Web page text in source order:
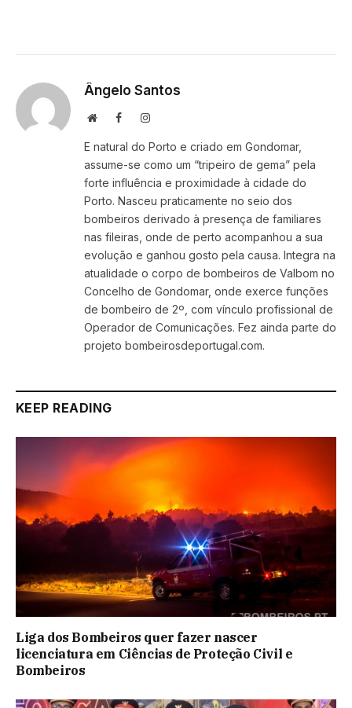
Ângelo Santos
WebsiteFacebookInstagram
E natural do Porto e criado em Gondomar,
assume-se como um “tripeiro de gema” pela
forte influência e proximidade à cidade do
Porto. Nasceu praticamente no seio dos
bombeiros derivado à presença de familiares
nas fileiras, onde de perto acompanhou a sua
evolução e ganhou gosto pela causa. Integra na
atualidade o corpo de bombeiros de Valbom no
Concelho de Gondomar, onde exerce funções
de bombeiro de 2º, com vínculo profissional de
Operador de Comunicações. Fez ainda parte do
projeto bombeirosdeportugal.com.
KEEP READING
Liga dos Bombeiros quer fazer nascer
licenciatura em Ciências de Proteção Civil e
Bombeiros